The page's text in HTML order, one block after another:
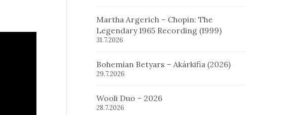
Martha Argerich – Chopin: The
Legendary 1965 Recording (1999)
31.7.2026
Bohemian Betyars – Akárkifia (2026)
29.7.2026
Wooli Duo – 2026
28.7.2026